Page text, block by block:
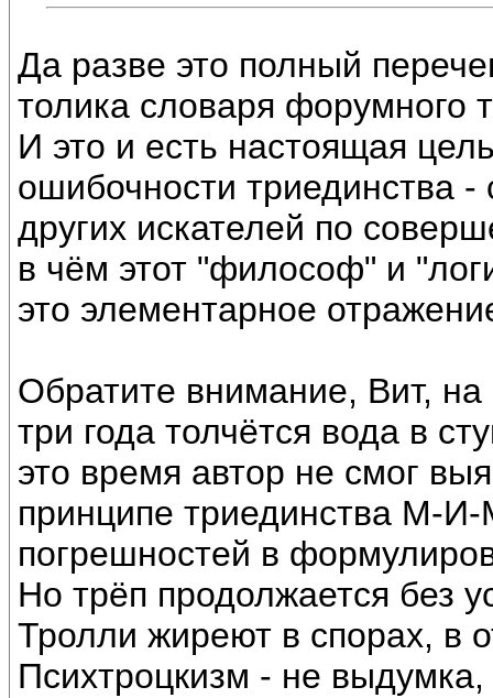
Да разве это полный
толика словаря форумного
И это и есть настоящая
ошибочности триединства -
других искателей по
в чём этот "философ" и
это элементарное
Обратите внимание, Вит, на
три года толчётся вода в
это время автор не смог
принципе триединства М-
погрешностей в
Но трёп продолжается без
Тролли жиреют в спорах, в
Психтроцкизм - не выдумка,